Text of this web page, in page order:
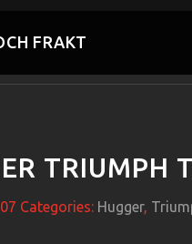
FRAKT
TRIUMPH
Categories: Hugger,